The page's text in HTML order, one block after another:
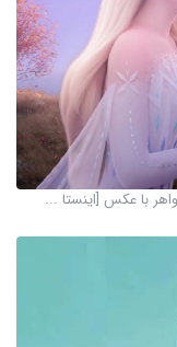
با عکس [اینستا ...